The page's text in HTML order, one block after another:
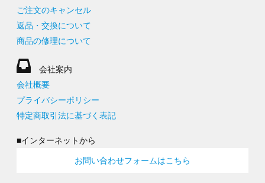
ご注文のキャンセル
返品・交換について
商品の修理について
会社案内
会社概要
プライバシーポリシー
特定商取引法に基づく表記
■インターネットから
お問い合わせフォームはこちら